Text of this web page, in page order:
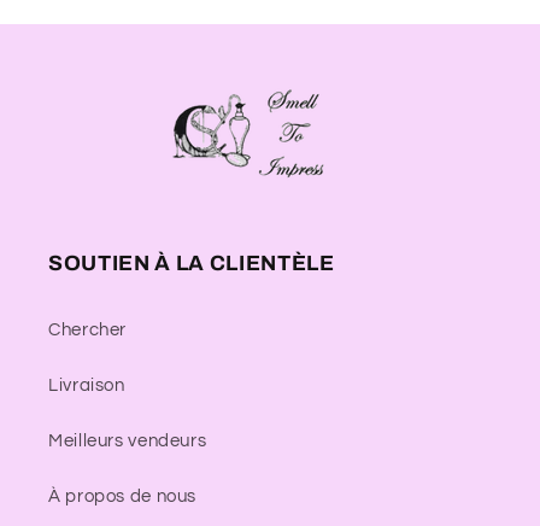
SOUTIEN À LA CLIENTÈLE
Chercher
Livraison
Meilleurs vendeurs
À propos de nous